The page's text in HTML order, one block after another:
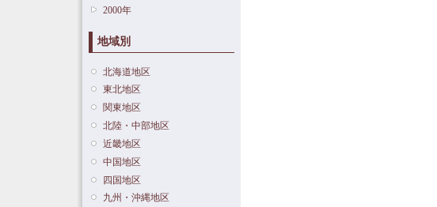
2000年
地域別
北海道地区
東北地区
関東地区
北陸・中部地区
近畿地区
中国地区
四国地区
九州・沖縄地区